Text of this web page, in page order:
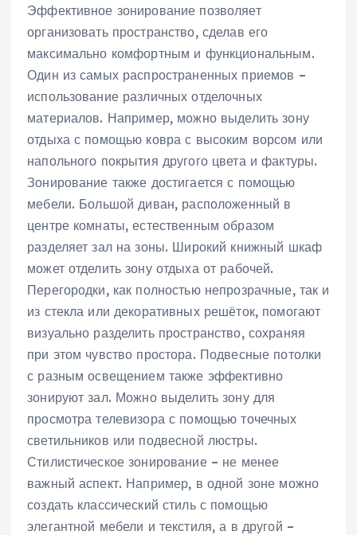
Эффективное зонирование позволяет
организовать пространство‚ сделав его
максимально комфортным и функциональным.
Один из самых распространенных приемов –
использование различных отделочных
материалов. Например‚ можно выделить зону
отдыха с помощью ковра с высоким ворсом или
напольного покрытия другого цвета и фактуры.
Зонирование также достигается с помощью
мебели. Большой диван‚ расположенный в
центре комнаты‚ естественным образом
разделяет зал на зоны. Широкий книжный шкаф
может отделить зону отдыха от рабочей.
Перегородки‚ как полностью непрозрачные‚ так и
из стекла или декоративных решёток‚ помогают
визуально разделить пространство‚ сохраняя
при этом чувство простора. Подвесные потолки
с разным освещением также эффективно
зонируют зал. Можно выделить зону для
просмотра телевизора с помощью точечных
светильников или подвесной люстры.
Стилистическое зонирование – не менее
важный аспект. Например‚ в одной зоне можно
создать классический стиль с помощью
элегантной мебели и текстиля‚ а в другой –